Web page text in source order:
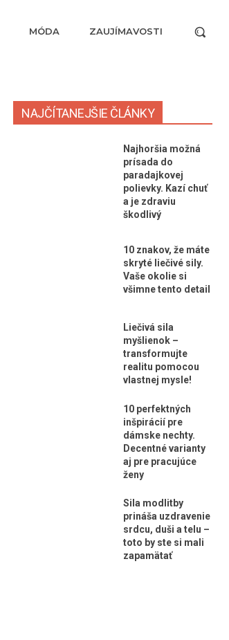
MÓDA ZAUJÍMAVOSTI
NAJČÍTANEJŠIE ČLÁNKY
Najhoršia možná
prísada do
paradajkovej
polievky. Kazí chuť
a je zdraviu
škodlivý
10 znakov, že máte
skryté liečivé sily.
Vaše okolie si
všimne tento detail
Liečivá sila
myšlienok –
transformujte
realitu pomocou
vlastnej mysle!
10 perfektných
inšpirácií pre
dámske nechty.
Decentné varianty
aj pre pracujúce
ženy
Sila modlitby
prináša uzdravenie
srdcu, duši a telu –
toto by ste si mali
zapamätať